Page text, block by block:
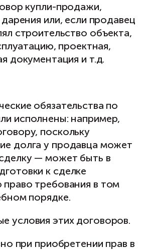
купли-продажи,
или, если продавец
строительство объекта,
проектная,
документация и т.д.
обязательства по
исполнены: например,
поскольку
долга у продавца может
— может быть в
к сделке
право требования в том
порядке.
условия этих договоров.
при приобретении прав в